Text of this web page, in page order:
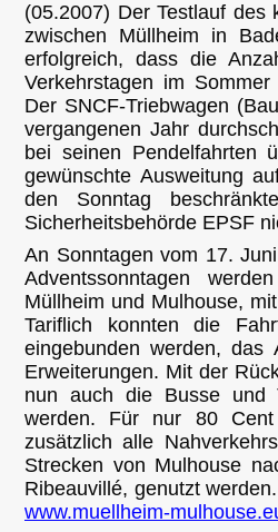
(05.2007) Der Testlauf des
zwischen Müllheim in
erfolgreich, dass die
Verkehrstagen im
Der SNCF-Triebwagen
vergangenen Jahr
bei seinen Pendelfahrten
gewünschte Ausweitung
den Sonntag
Sicherheitsbehörde EPSF
An Sonntagen vom 17.
Adventssonntagen
Müllheim und Mulhouse,
Tariflich konnten die
eingebunden werden, das
Erweiterungen. Mit der
nun auch die Busse und
werden. Für nur 80
zusätzlich alle
Strecken von Mulhouse
Ribeauvillé, genutzt
www.muellheim-